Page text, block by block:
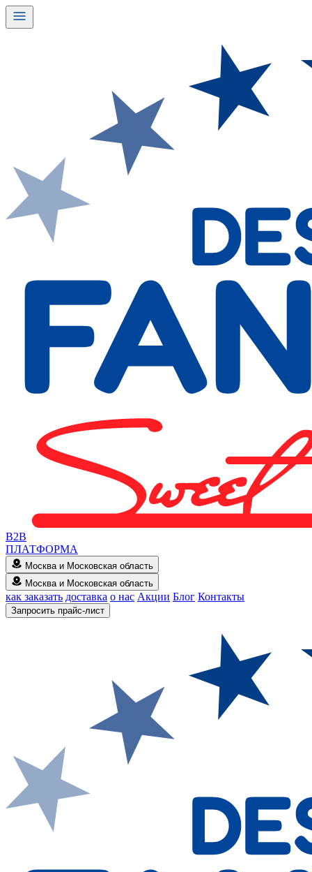
B2B
ПЛАТФОРМА
Москва и Московская область
Москва и Московская область
как заказать доставка о нас Акции Блог Контакты
Запросить прайс-лист